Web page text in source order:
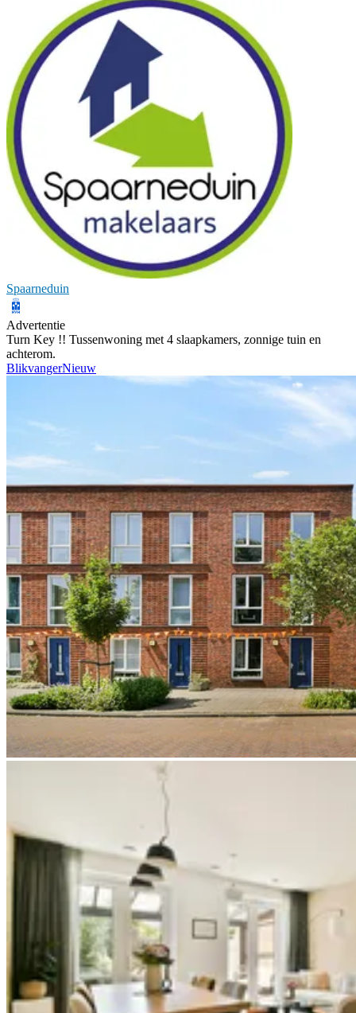
Spaarneduin
Advertentie
Turn Key !! Tussenwoning met 4 slaapkamers, zonnige tuin en
achterom.
BlikvangerNieuw